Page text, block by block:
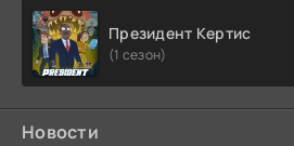
Президент Кертис
(1 сезон)
Новости